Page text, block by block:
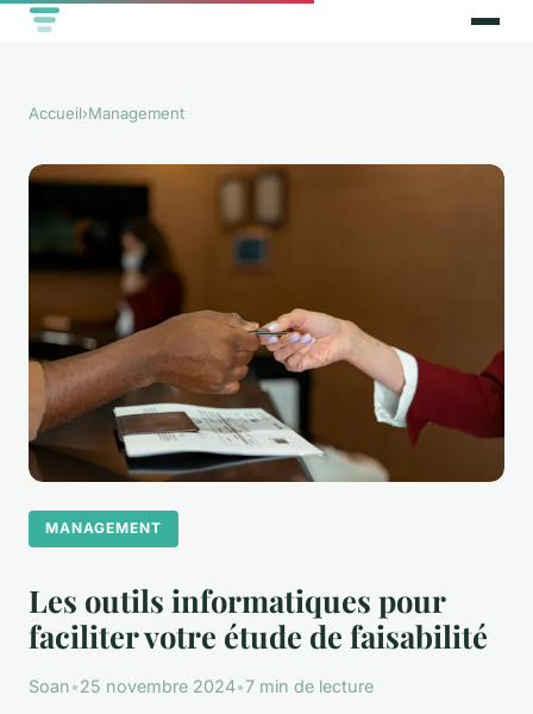
Accueil›Management
MANAGEMENT
Les outils informatiques pour
faciliter votre étude de faisabilité
Soan•25 novembre 2024•7 min de lecture